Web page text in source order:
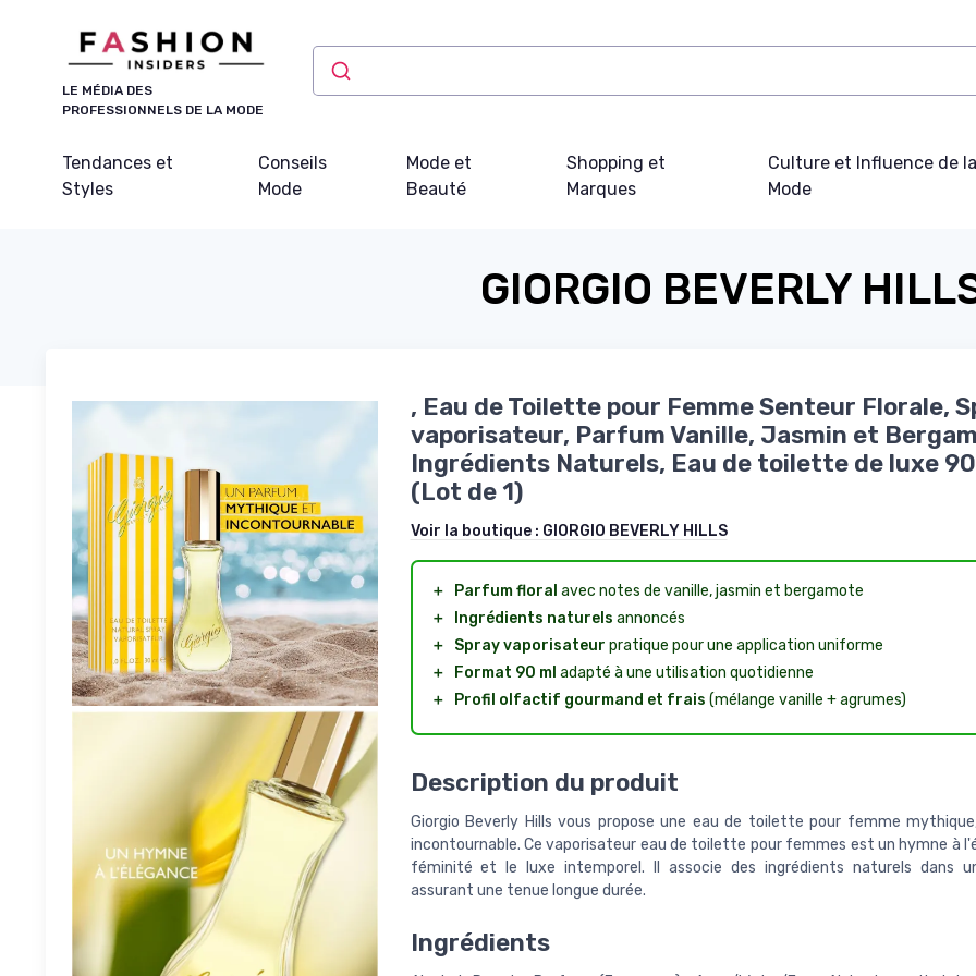
LE MÉDIA DES
PROFESSIONNELS DE LA MODE
Tendances et
Styles
Conseils
Mode
Mode et
Beauté
Shopping et
Marques
Culture et Influence de la
Mode
GIORGIO BEVERLY
, Eau de Toilette pour Femme Senteur Florale,
vaporisateur, Parfum Vanille, Jasmin et
Ingrédients Naturels, Eau de toilette de luxe
(Lot de 1)
Voir la boutique : GIORGIO BEVERLY HILLS
＋ Parfum floral avec notes de vanille, jasmin et bergamote
＋
Ingrédients naturels annoncés
＋
Spray vaporisateur pratique pour une application uniforme
＋
Format 90 ml adapté à une utilisation quotidienne
＋
Profil olfactif gourmand et frais (mélange vanille + agrumes)
Description du produit
Giorgio Beverly Hills vous propose une eau de toilette pour femme
incontournable. Ce vaporisateur eau de toilette pour femmes est un hymne à
féminité et le luxe intemporel. Il associe des ingrédients naturels dans
assurant une tenue longue durée.
Ingrédients